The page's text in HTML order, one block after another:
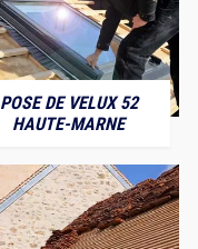
POSE DE VELUX 52
HAUTE-MARNE